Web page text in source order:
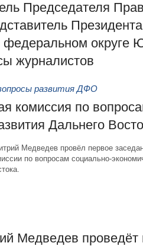
Председателя
округе
журналистов
развития ДФО
комиссия по
Дальнего
Медведев провёл первое
по вопросам социально-
Медведев